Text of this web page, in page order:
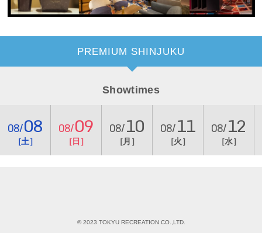
PREMIUM SHINJUKU
Showtimes
08/08
［土］
08/09
［日］
08/10
［月］
08/11
［火］
08/12
［水］
© 2023 TOKYU RECREATION CO.,LTD.